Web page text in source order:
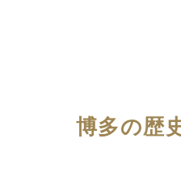
博多の歴